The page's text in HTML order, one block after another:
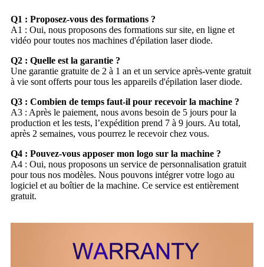
Q1 : Proposez-vous des formations ?
A1 : Oui, nous proposons des formations sur site, en ligne et
vidéo pour toutes nos machines d'épilation laser diode.
Q2 : Quelle est la garantie ?
Une garantie gratuite de 2 à 1 an et un service après-vente gratuit
à vie sont offerts pour tous les appareils d'épilation laser diode.
Q3 : Combien de temps faut-il pour recevoir la machine ?
A3 : Après le paiement, nous avons besoin de 5 jours pour la
production et les tests, l’expédition prend 7 à 9 jours. Au total,
après 2 semaines, vous pourrez le recevoir chez vous.
Q4 : Pouvez-vous apposer mon logo sur la machine ?
A4 : Oui, nous proposons un service de personnalisation gratuit
pour tous nos modèles. Nous pouvons intégrer votre logo au
logiciel et au boîtier de la machine. Ce service est entièrement
gratuit.